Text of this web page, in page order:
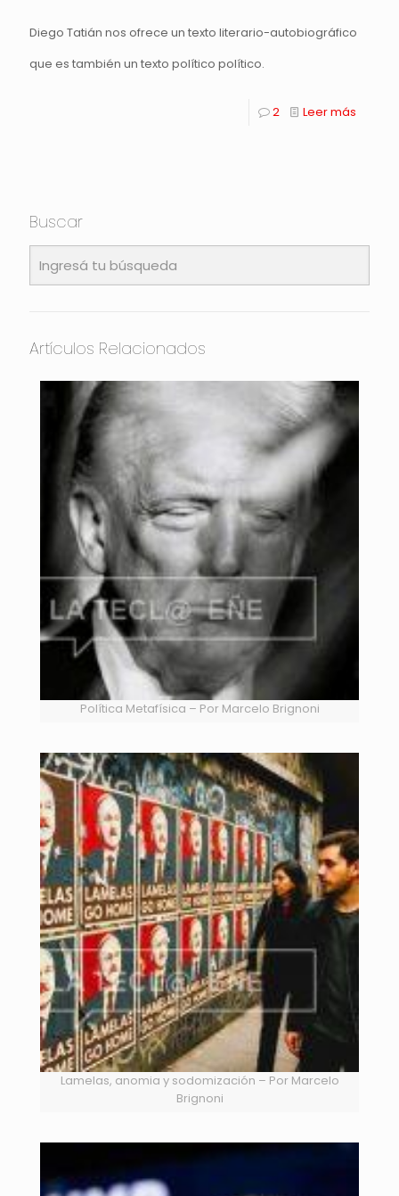
Diego Tatián nos ofrece un texto literario-autobiográfico
que es también un texto político político.
2 Leer más
Buscar
Artículos Relacionados
Política Metafísica – Por Marcelo Brignoni
Lamelas, anomia y sodomización – Por Marcelo
Brignoni